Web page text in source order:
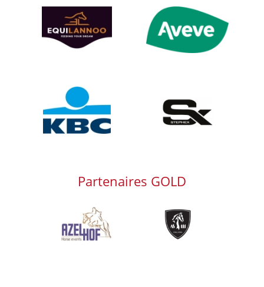
Afbeelding Afbeelding
Afbeelding
Partenaires GOLD
Afbeelding Afbeelding